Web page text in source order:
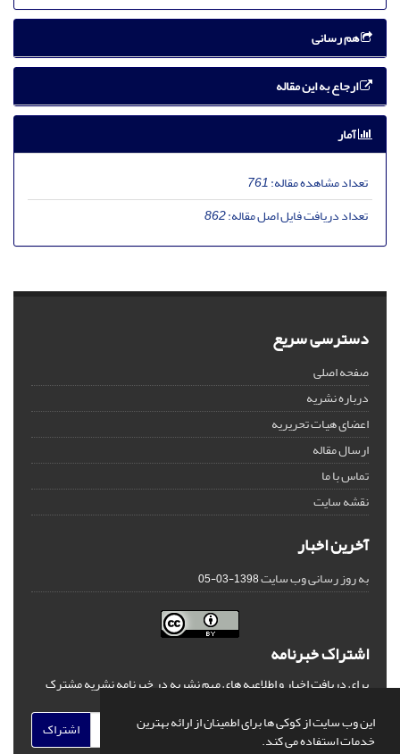
این وب سایت از کوکی ها برای اطمینان از ارائه بهترین
خدمات استفاده می کند.
هم رسانی
ارجاع به این مقاله
آمار
تعداد مشاهده مقاله:761
تعداد دریافت فایل اصل مقاله:862
دسترسی سریع
صفحه اصلی
درباره نشریه
اعضای هیات تحریریه
ارسال مقاله
تماس با ما
نقشه سایت
آخرین اخبار
به روز رسانی وب سایت1398-03-05
اشتراک خبرنامه
برای دریافت اخبار و اطلاعیه های مهم نشریه در خبرنامه نشریه مشترک
اشتراک